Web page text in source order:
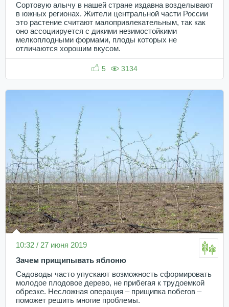
Сортовую алычу в нашей стране издавна возделывают
в южных регионах. Жители центральной части России
это растение считают малопривлекательным, так как
оно ассоциируется с дикими незимостойкими
мелкоплодными формами, плоды которых не
отличаются хорошим вкусом.
5 3134
10:32 / 27 июня 2019
Зачем прищипывать яблоню
Садоводы часто упускают возможность сформировать
молодое плодовое дерево, не прибегая к трудоемкой
обрезке. Несложная операция – прищипка побегов –
поможет решить многие проблемы.